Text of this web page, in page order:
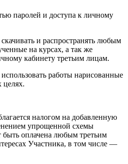
паролей и доступа к личному
и распространять любым
на курсах, а так же
кабинету третьим лицам.
работы нарисованные
целях.
налогом на добавленную
упрощенной схемы
оплачена любым третьим
Участника, в том числе —